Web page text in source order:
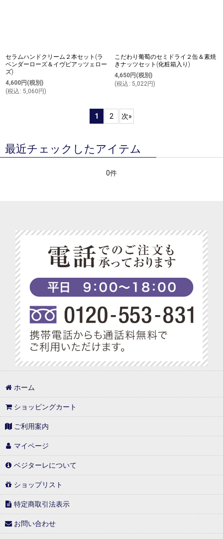
セラムハンドクリーム２本セット(ラ
ベンダーローズ＆イヴピアッツェロー
ズ)
4,600円 (税別)
(税込 : 5,060 円)
こだわり葡萄のセミドライ２缶＆素焼
きナッツセット(化粧箱入り)
4,650円 (税別)
(税込 : 5,022円)
1 2 次»
最近チェックしたアイテム
0件
ホーム
ショッピングカート
ご利用案内
マイページ
ベジターレについて
ショップリスト
特定商取引法表示
お問い合わせ